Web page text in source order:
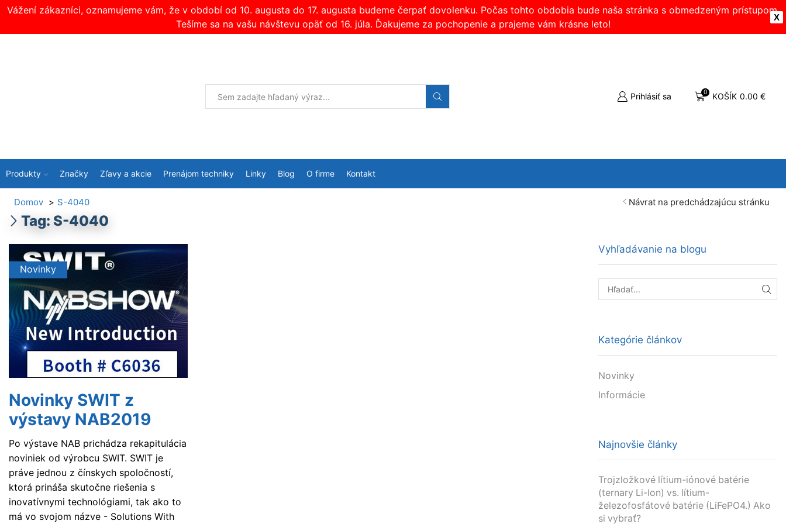
X
Vážení zákazníci, oznamujeme vám, že v období od 10. augusta do 17. augusta budeme čerpať dovolenku. Počas tohto obdobia bude naša stránka s obmedzeným prístupom.
Tešíme sa na vašu návštevu opäť od 16. júla. Ďakujeme za pochopenie a prajeme vám krásne leto!
Prihlásiť sa 0 KOŠÍK 0.00 €
Produkty Značky Zľavy a akcie Prenájom techniky Linky Blog O firme Kontakt
Návrat na predchádzajúcu stránku
Domov S-4040
Tag: S-4040
Novinky
Novinky SWIT z
výstavy NAB2019
Po výstave NAB prichádza rekapitulácia
noviniek od výrobcu SWIT. SWIT je
práve jednou z čínskych spoločností,
ktorá prináša skutočne riešenia s
inovatívnymi technológiami, tak ako to
má vo svojom názve - Solutions With
Vyhľadávanie na blogu
Kategórie článkov
Novinky
Informácie
Najnovšie články
Trojzložkové lítium-iónové batérie
(ternary Li-Ion) vs. lítium-
železofosfátové batérie (LiFePO4.) Ako
si vybrať?